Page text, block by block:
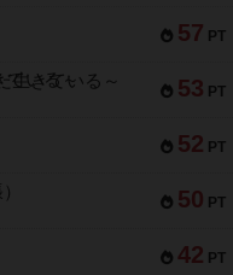
57 PT
53 PT
きている～
52 PT
50 PT
42 PT